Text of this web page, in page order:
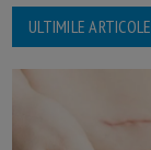
ULTIMILE ARTICOLE